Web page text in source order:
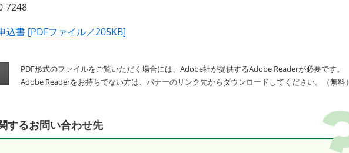
込書 [PDFファイル／205KB]
PDF形式のファイルをご覧いただく場合には、Adobe社が提供するAdobe Readerが必要です。
Adobe Readerをお持ちでない方は、バナーのリンク先からダウンロードしてください。（無料）
するお問い合わせ先